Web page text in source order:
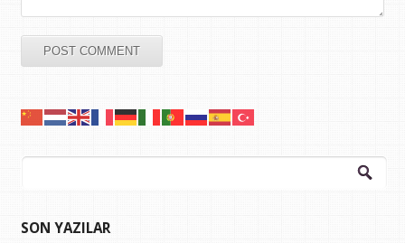
Arama:
SON YAZILAR